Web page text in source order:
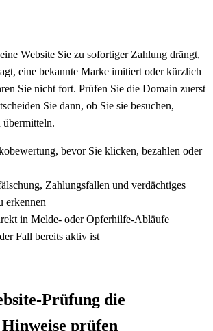
Website Sie zu sofortiger Zahlung drängt,
eine bekannte Marke imitiert oder kürzlich
Sie nicht fort. Prüfen Sie die Domain zuerst
Sie dann, ob Sie sie besuchen,
übermitteln.
bevor Sie klicken, bezahlen oder
Zahlungsfallen und verdächtiges
erkennen
in Melde- oder Opferhilfe-Abläufe
Fall bereits aktiv ist
Prüfung die
prüfen